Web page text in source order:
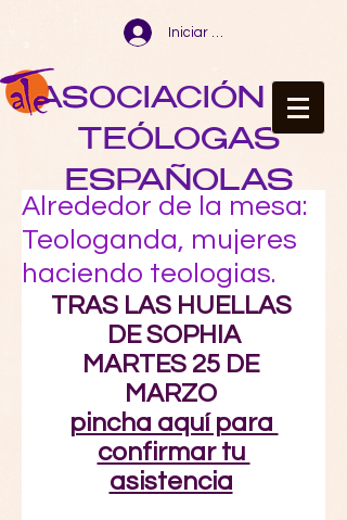
Iniciar sesión
ASOCIACIÓN DE
TEÓLOGAS
ESPAÑOLAS
Alrededor de la mesa:
Teologanda, mujeres
haciendo teologias.
TRAS LAS HUELLAS
DE SOPHIA
MARTES 25 DE
MARZO
pincha aquí para
confirmar tu
asistencia